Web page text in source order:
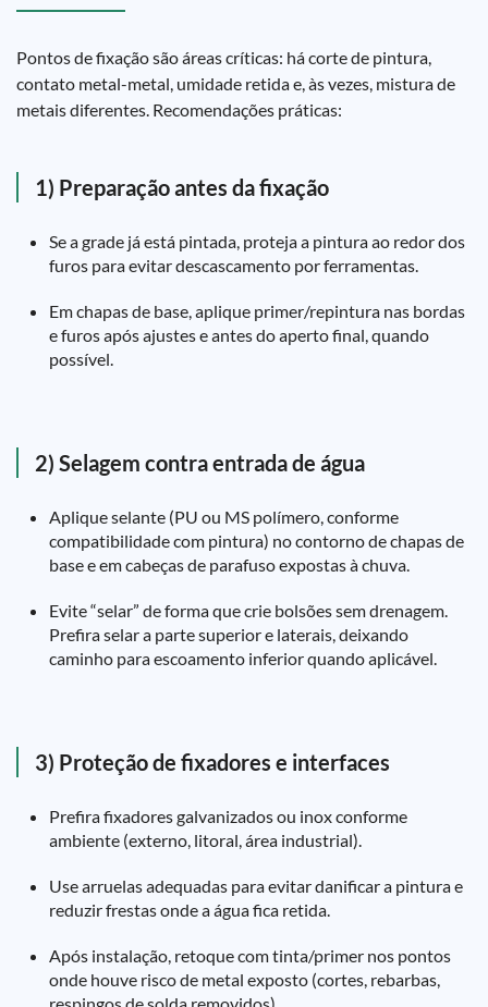
Pontos de fixação são áreas críticas: há corte de pintura,
contato metal-metal, umidade retida e, às vezes, mistura de
metais diferentes. Recomendações práticas:
1) Preparação antes da fixação
Se a grade já está pintada, proteja a pintura ao redor dos
furos para evitar descascamento por ferramentas.
Em chapas de base, aplique primer/repintura nas bordas
e furos após ajustes e antes do aperto final, quando
possível.
2) Selagem contra entrada de água
Aplique selante (PU ou MS polímero, conforme
compatibilidade com pintura) no contorno de chapas de
base e em cabeças de parafuso expostas à chuva.
Evite “selar” de forma que crie bolsões sem drenagem.
Prefira selar a parte superior e laterais, deixando
caminho para escoamento inferior quando aplicável.
3) Proteção de fixadores e interfaces
Prefira fixadores galvanizados ou inox conforme
ambiente (externo, litoral, área industrial).
Use arruelas adequadas para evitar danificar a pintura e
reduzir frestas onde a água fica retida.
Após instalação, retoque com tinta/primer nos pontos
onde houve risco de metal exposto (cortes, rebarbas,